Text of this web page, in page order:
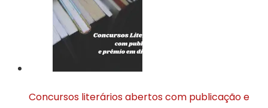
Concursos literários abertos com publicação e